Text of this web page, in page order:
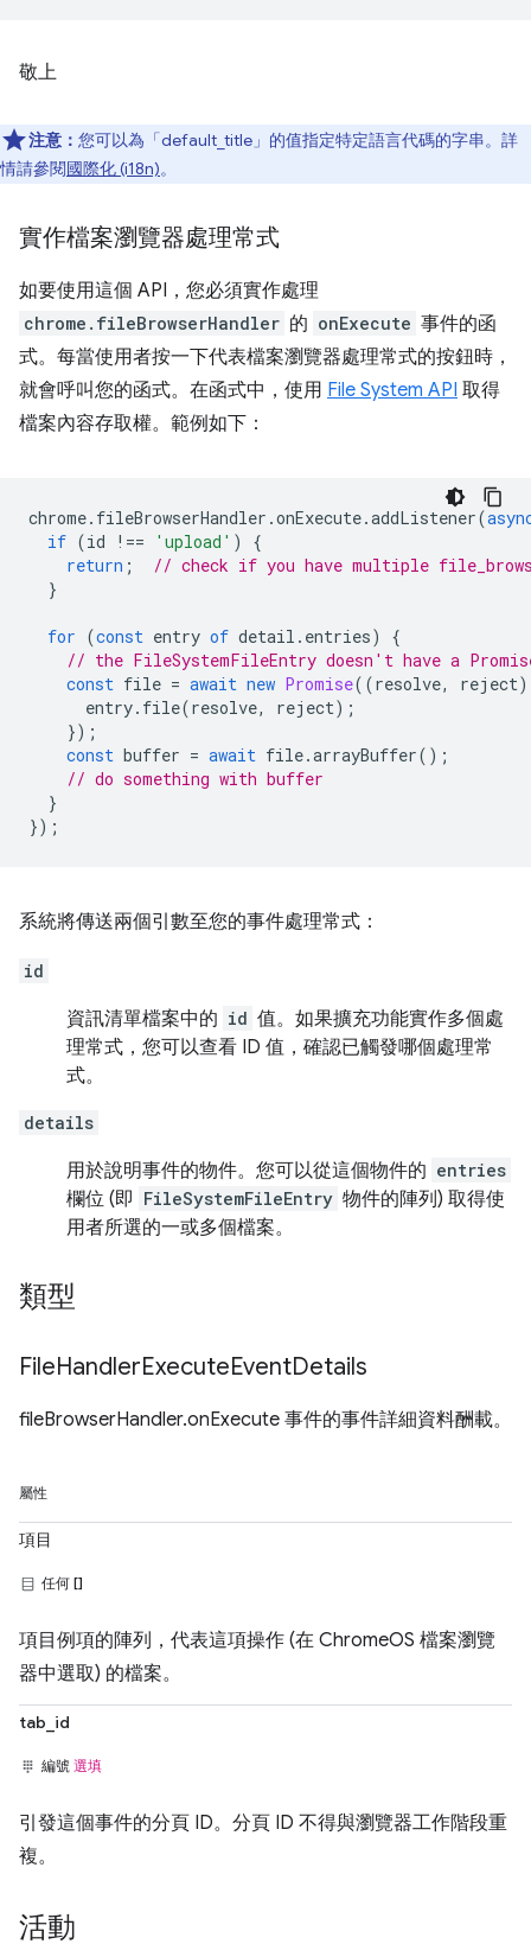
敬上
注意： 您可以為「default_title」的值指定特定語言代碼的字串。詳
情請參閱國際化 (i18n)。
實作檔案瀏覽器處理常式
如要使用這個 API，您必須實作處理
chrome.fileBrowserHandler 的 onExecute 事件的函
式。每當使用者按一下代表檔案瀏覽器處理常式的按鈕時，
就會呼叫您的函式。在函式中，使用 File System API 取得
檔案內容存取權。範例如下：
chrome. fileBrowserHandler .onExecute.addListener(
if (id !== 'upload' )
{
return ;
// check if you have multiple
}
for (const entry of detail . entries)
{
// the FileSystemFileEntry doesn't have a
const file = await new Promise((resolve, reject)
entry. file(resolve, reject);
});
const buffer = await file.arrayBuffer();
// do something with buffer
}
});
系統將傳送兩個引數至您的事件處理常式：
id
資訊清單檔案中的 id 值。如果擴充功能實作多個處
理常式，您可以查看 ID 值，確認已觸發哪個處理常
式。
details
用於說明事件的物件。您可以從這個物件的 entries
欄位 (即 FileSystemFileEntry 物件的陣列) 取得使
用者所選的一或多個檔案。
類型
FileHandlerExecuteEventDetails
fileBrowserHandler.onExecute 事件的事件詳細資料酬載。
屬性
項目
任何 []
項目例項的陣列，代表這項操作 (在 ChromeOS 檔案瀏覽
器中選取) 的檔案。
tab_id
編號 選填
引發這個事件的分頁 ID。分頁 ID 不得與瀏覽器工作階段重
複。
活動